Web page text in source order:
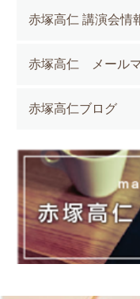
赤塚高仁 講演会情
赤塚高仁 メール
赤塚高仁ブログ